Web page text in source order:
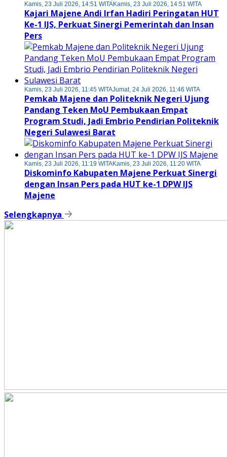
Kamis, 23 Juli 2026, 14:51 WITAKamis, 23 Juli 2026, 14:51 WITA
Kajari Majene Andi Irfan Hadiri Peringatan HUT
Ke-1 IJS, Perkuat Sinergi Pemerintah dan Insan
Pers
Kamis, 23 Juli 2026, 11:45 WITAJumat, 24 Juli 2026, 11:46 WITA
Pemkab Majene dan Politeknik Negeri Ujung
Pandang Teken MoU Pembukaan Empat
Program Studi, Jadi Embrio Pendirian Politeknik
Negeri Sulawesi Barat
Kamis, 23 Juli 2026, 11:19 WITAKamis, 23 Juli 2026, 11:20 WITA
Diskominfo Kabupaten Majene Perkuat Sinergi
dengan Insan Pers pada HUT ke-1 DPW IJS
Majene
Selengkapnya